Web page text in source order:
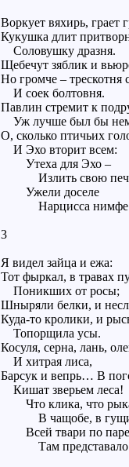
Воркует вяхирь, грает
Кукушка длит
Соловушку дразня.
Щебечут зяблик и
Но громче – трескотня
И соек болтовня.
Павлин стремит к
Уж лучше был бы
О, сколько птичьих
И Эхо вторит всем:
Утеха для Эхо –
Излить свою
Ужели доселе
Нарцисса нимфе
3
Я видел зайца и ежа:
Тот фыркал, в травах
Поникших от росы;
Шныряли белки, и
Куда-то кролики, и
Топорщила усы.
Косуля, серна, лань,
И хитрая лиса,
Барсук и вепрь… В
Кишат зверьем леса!
Что клика, что
В чащобе, в
Всей твари по паре
Там представало